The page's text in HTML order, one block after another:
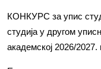
КОНКУРС за упис
студија у другом
академској 2026/2027.